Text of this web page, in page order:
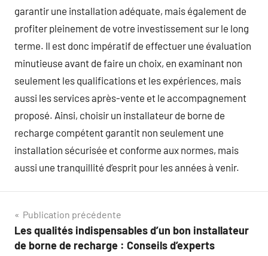
garantir une installation adéquate, mais également de
profiter pleinement de votre investissement sur le long
terme. Il est donc impératif de effectuer une évaluation
minutieuse avant de faire un choix, en examinant non
seulement les qualifications et les expériences, mais
aussi les services après-vente et le accompagnement
proposé. Ainsi, choisir un installateur de borne de
recharge compétent garantit non seulement une
installation sécurisée et conforme aux normes, mais
aussi une tranquillité d’esprit pour les années à venir.
Navigation
de
Publication précédente
Les qualités indispensables d’un bon installateur
de borne de recharge : Conseils d’experts